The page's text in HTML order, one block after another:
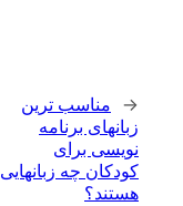
← مناسب ترین
زبانهای برنامه
نویسی برای
کودکان چه زبانهایی
هستند؟